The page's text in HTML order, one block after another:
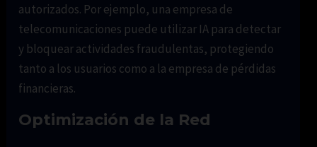
autorizados. Por ejemplo, una empresa de
telecomunicaciones puede utilizar IA para detectar
y bloquear actividades fraudulentas, protegiendo
tanto a los usuarios como a la empresa de pérdidas
financieras.
Optimización de la Red